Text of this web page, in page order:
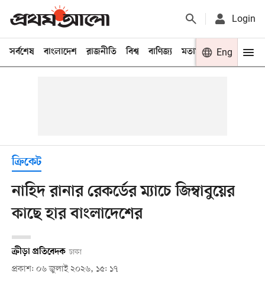
Login
সর্বশেষ বাংলাদেশ রাজনীতি বিশ্ব বাণিজ্য মতামত খেলা
Eng
ক্রিকেট
নাহিদ রানার রেকর্ডের ম্যাচে জিম্বাবুয়ের
কাছে হার বাংলাদেশের
ক্রীড়া প্রতিবেদক ঢাকা
প্রকাশ: ০৬ জুলাই ২০২৬, ১৫: ১৭